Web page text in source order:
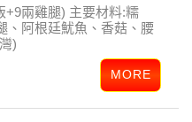
+9兩雞腿) 主要材料:糯
、阿根廷魷魚、香菇、腰
)